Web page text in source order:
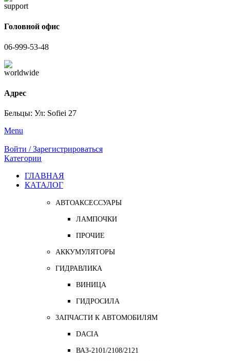
Головной офис
06-999-53-48
Адрес
Бельцы: Ул: Sofiei 27
Menu
Войти / Зарегистрироваться
Категории
ГЛАВНАЯ
КАТАЛОГ
АВТОАКСЕССУАРЫ
ЛАМПОЧКИ
ПРОЧИЕ
АККУМУЛЯТОРЫ
ГИДРАВЛИКА
ВИНИЦА
ГИДРОСИЛА
ЗАПЧАСТИ К АВТОМОБИЛЯМ
DACIA
ВАЗ-2101/2108/2121